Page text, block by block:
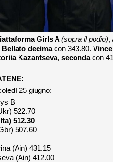
Girls A (sopra il podio),
Bellato decimacon 343.80. Vince
Kazantseva, secondacon
25 giugno:
B
522.70
512.30
507.60
(Ain) 431.15
(Ain) 412.00